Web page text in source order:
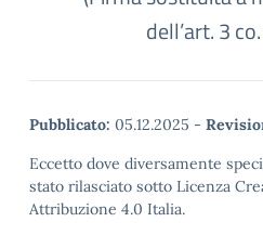
dell’art. 3 co.
Pubblicato: 05.12.2025 -
Eccetto dove diversamente
stato rilasciato sotto Licenza
Attribuzione 4.0 Italia.